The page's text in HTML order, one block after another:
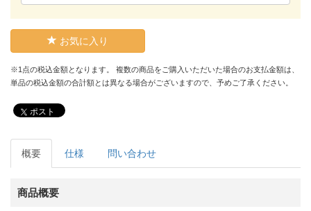
お気に入り
※1点の税込金額となります。 複数の商品をご購入いただいた場合のお支払金額は、
単品の税込金額の合計額とは異なる場合がございますので、予めご了承ください。
ポスト
概要 仕様 問い合わせ
商品概要